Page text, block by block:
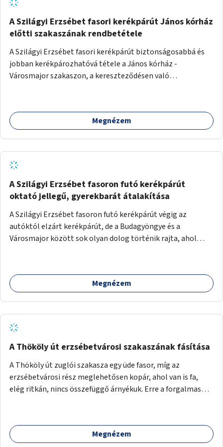
A Szilágyi Erzsébet fasori kerékpárút János kórház
előtti szakaszának rendbetétele
A Szilágyi Erzsébet fasori kerékpárút biztonságosabbá és
jobban kerékpározhatóvá tétele a János kórház -
Városmajor szakaszon, a kereszteződésen való
forgalomtól való jobb elkülönítésével, esetleg ésszerűbb
útvonal kijelölésével.
Megnézem
A Szilágyi Erzsébet fasoron futó kerékpárút
oktató jellegű, gyerekbarát átalakítása
A Szilágyi Erzsébet fasoron futó kerékpárút végig az
autóktól elzárt kerékpárút, de a Budagyöngye és a
Városmajor között sok olyan dolog történik rajta, ahol
ötletem az, hogy ezt a szakaszt egy oktató jellegű,
bemutató kerékpárúttá varázsoljuk, ahol a gyerekek a valós
sok gyerekkel közlekedő szülőt látni nap, mint, nap, sok az
iskola, óvoda a környéken. Dupla kitáblázásokkal,
fényvisszaverős táblákkal, az aszfalt erősebb színre
ötletet.
Megnézem
A Thököly út erzsébetvárosi szakaszának fásítása
A Thököly út zuglói szakasza egy üde fasor, míg az
erzsébetvárosi rész meglehetősen kopár, ahol van is fa,
elég ritkán, nincs összefüggő árnyékuk. Erre a forgalmas
szükség.
Megnézem